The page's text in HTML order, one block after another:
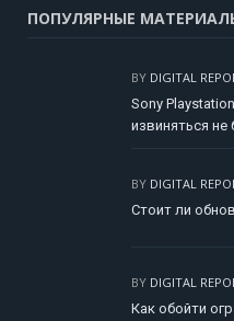
ПОПУЛЯРНЫЕ
BY DIGITAL
Sony
извиняться не
BY DIGITAL
Стоит ли
BY DIGITAL
Как обойти